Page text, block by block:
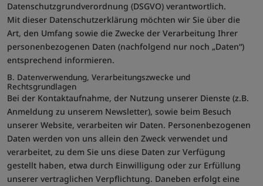
Datenschutzgrundverordnung (DSGVO) verantwortlich.
Mit dieser Datenschutzerklärung möchten wir Sie über die
Art, den Umfang sowie die Zwecke der Verarbeitung Ihrer
personenbezogenen Daten (nachfolgend nur noch „Daten“)
entsprechend informieren.
B. Datenverwendung, Verarbeitungszwecke und
Rechtsgrundlagen
Bei der Kontaktaufnahme, der Nutzung unserer Dienste (z.B.
Anmeldung zu unserem Newsletter), sowie beim Besuch
unserer Website, verarbeiten wir Daten. Personenbezogenen
Daten werden von uns allein den Zweck verwendet und
verarbeitet, zu dem Sie uns diese Daten zur Verfügung
gestellt haben, etwa durch Einwilligung oder zur Erfüllung
unserer vertraglichen Verpflichtung. Daneben erfolgt eine